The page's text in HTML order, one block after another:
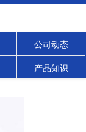
公司动态
产品知识